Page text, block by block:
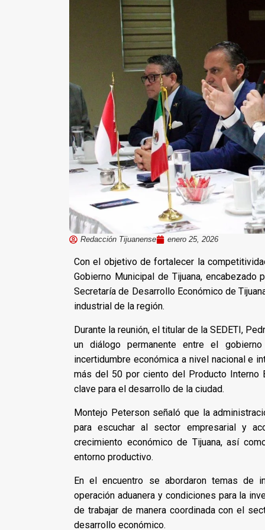
Redacción Tijuanense enero 25, 2026
Con el objetivo de fortalecer la
Gobierno Municipal de Tijuana,
Secretaría de Desarrollo Económico de
industrial de la región.
Durante la reunión, el titular de la SEDETI,
un diálogo permanente entre el
incertidumbre económica a nivel nacional e
más del 50 por ciento del Producto
clave para el desarrollo de la ciudad.
Montejo Peterson señaló que la
para escuchar al sector empresarial y
crecimiento económico de Tijuana, así
entorno productivo.
En el encuentro se abordaron temas de
operación aduanera y condiciones para la
de trabajar de manera coordinada con el
desarrollo económico.